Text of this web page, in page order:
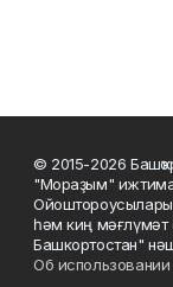
© 2015-2026
"Мораҙым"
һәм киң мәғлүмәт
Башкортостан"
Об